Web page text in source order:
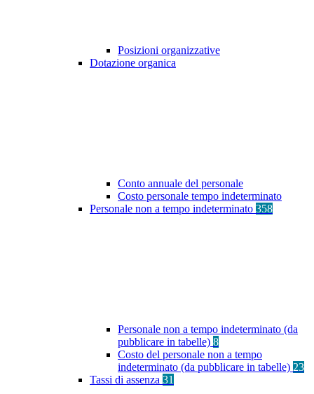
Posizioni organizzative
Dotazione organica
Conto annuale del personale
Costo personale tempo indeterminato
Personale non a tempo indeterminato 358
Personale non a tempo indeterminato (da
pubblicare in tabelle) 8
Costo del personale non a tempo
indeterminato (da pubblicare in tabelle) 23
Tassi di assenza 31